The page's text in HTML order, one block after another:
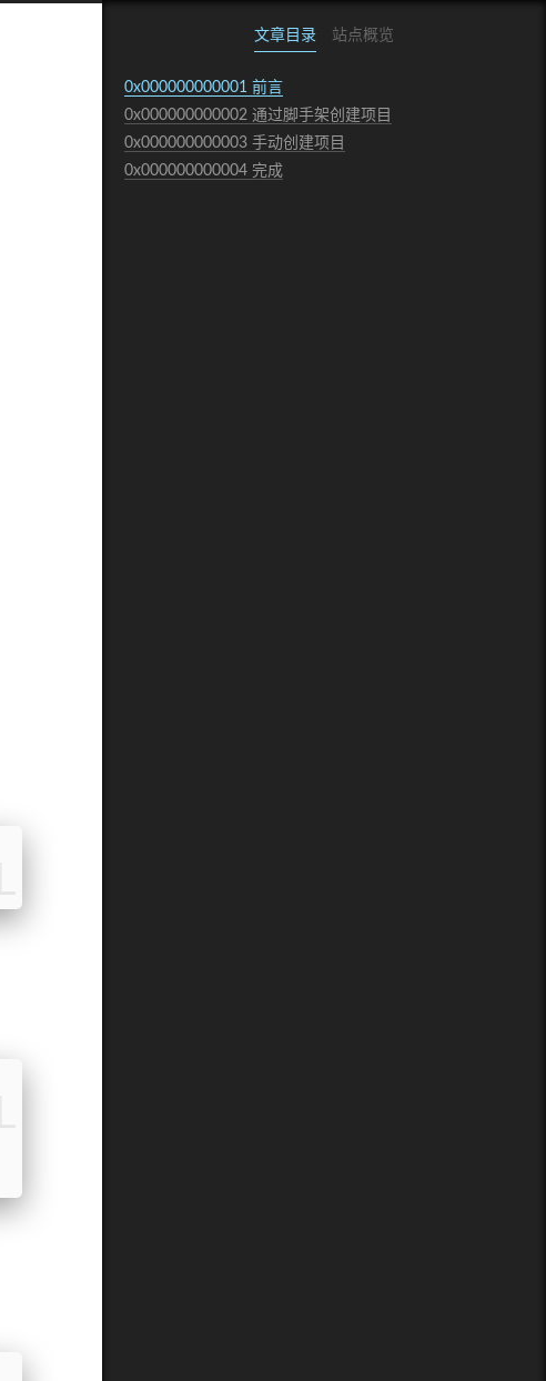
文章目录 站点概览
0x000000000001 前言
0x000000000002 通过脚手架创建项目
0x000000000003 手动创建项目
0x000000000004 完成